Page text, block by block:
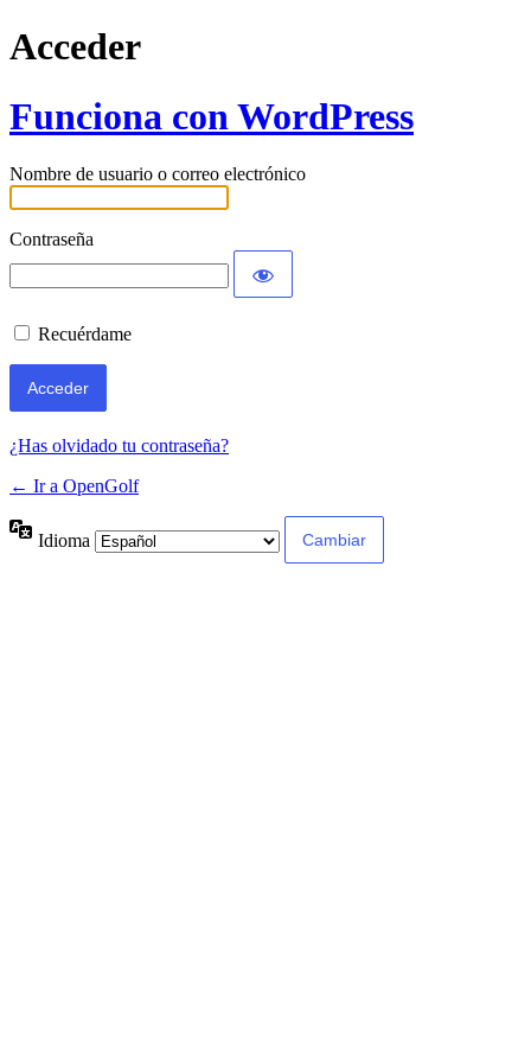
Acceder
Funciona con WordPress
Nombre de usuario o correo electrónico
Contraseña
Recuérdame
¿Has olvidado tu contraseña?
← Ir a OpenGolf
Idioma